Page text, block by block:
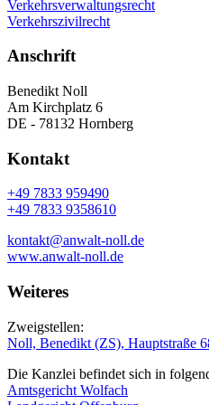
Verkehrsverwaltungsrecht
Verkehrszivilrecht
Anschrift
Benedikt Noll
Am Kirchplatz 6
DE - 78132 Hornberg
Kontakt
+49 7833 959490
+49 7833 9358610
kontakt@anwalt-noll.de
www.anwalt-noll.de
Weiteres
Zweigstellen:
Noll, Benedikt (ZS), Hauptstraße
Die Kanzlei befindet sich in
Amtsgericht Wolfach